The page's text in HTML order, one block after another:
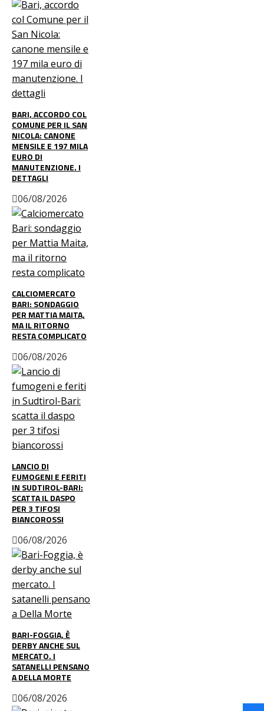
BARI, ACCORDO COL
COMUNE PER IL SAN
NICOLA: CANONE
MENSILE E 197 MILA
EURO DI
MANUTENZIONE. I
DETTAGLI
06/08/2026
CALCIOMERCATO
BARI: SONDAGGIO
PER MATTIA MAITA,
MA IL RITORNO
RESTA COMPLICATO
06/08/2026
LANCIO DI
FUMOGENI E FERITI
IN SUDTIROL-BARI:
SCATTA IL DASPO
PER 3 TIFOSI
BIANCOROSSI
06/08/2026
BARI-FOGGIA, È
DERBY ANCHE SUL
MERCATO. I
SATANELLI PENSANO
A DELLA MORTE
06/08/2026